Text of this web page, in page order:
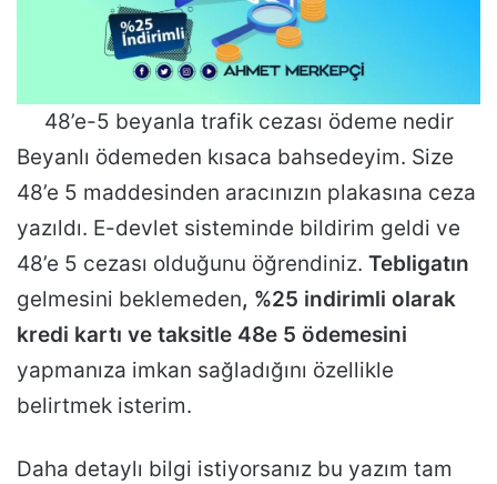
48’e-5 beyanla trafik cezası ödeme nedir
Beyanlı ödemeden kısaca bahsedeyim. Size
48’e 5 maddesinden aracınızın plakasına ceza
yazıldı. E-devlet sisteminde bildirim geldi ve
48’e 5 cezası olduğunu öğrendiniz. Tebligatın
gelmesini beklemeden, %25 indirimli olarak
kredi kartı ve taksitle 48e 5 ödemesini
yapmanıza imkan sağladığını özellikle
belirtmek isterim.
Daha detaylı bilgi istiyorsanız bu yazım tam